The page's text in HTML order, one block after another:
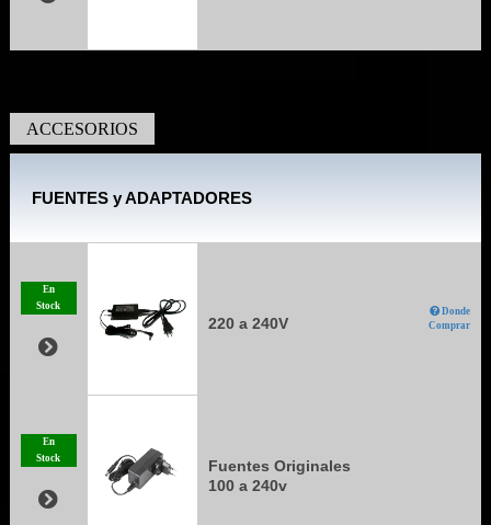
ACCESORIOS
FUENTES y ADAPTADORES
En
Stock
220 a 240V
Donde
Comprar
En
Stock
Fuentes Originales
100 a 240v